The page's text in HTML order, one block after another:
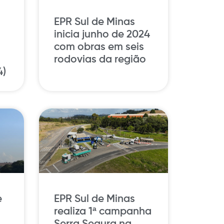
EPR Sul de Minas
inicia junho de 2024
com obras em seis
rodovias da região
EPR Sul de Minas
realiza 1ª campanha